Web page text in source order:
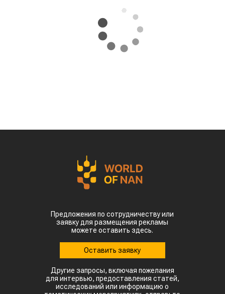
Предложения по сотрудничеству или
заявку для размещения рекламы
можете оставить здесь.
Оставить заявку
Другие запросы, включая пожелания
для интервью, предоставления статей,
исследований или информацию о